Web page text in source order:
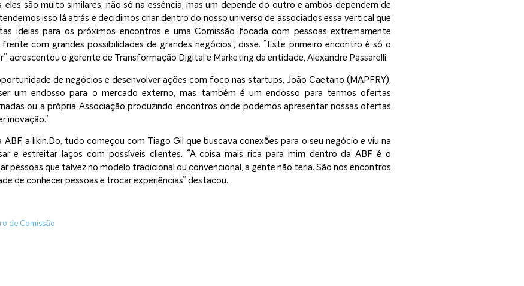
, eles são muito similares, não só na essência, mas um depende do outro e ambos dependem de
isso lá atrás e decidimos criar dentro do nosso universo de associados essa vertical que
ideias para os próximos encontros e uma Comissão focada com pessoas extremamente
com grandes possibilidades de grandes negócios”, disse. “Este primeiro encontro é só o
acrescentou o gerente de Transformação Digital e Marketing da entidade, Alexandre Passarelli.
de negócios e desenvolver ações com foco nas startups, João Caetano (MAPFRY),
um endosso para o mercado externo, mas também é um endosso para termos ofertas
ou a própria Associação produzindo encontros onde podemos apresentar nossas ofertas
inovação.”
a likin.Do, tudo começou com Tiago Gil que buscava conexões para o seu negócio e viu na
e estreitar laços com possíveis clientes. “A coisa mais rica para mim dentro da ABF é o
pessoas que talvez no modelo tradicional ou convencional, a gente não teria. São nos encontros
de conhecer pessoas e trocar experiências” destacou.
de Comissão